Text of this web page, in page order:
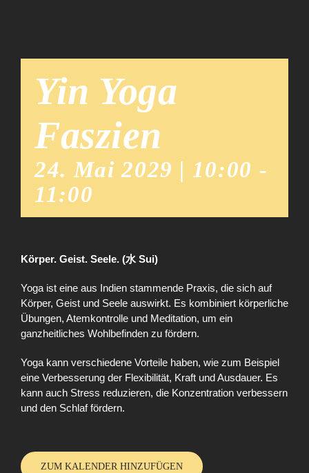
Yin Yoga
Faszien
24. Mai 2029 | 10:00 -
11:00
Körper. Geist. Seele. (水 Sui)
Yoga ist eine aus Indien stammende Praxis, die sich auf
Körper, Geist und Seele auswirkt. Es kombiniert körperliche
Übungen, Atemkontrolle und Meditation, um ein
ganzheitliches Wohlbefinden zu fördern.
Yoga kann verschiedene Vorteile haben, wie zum Beispiel
eine Verbesserung der Flexibilität, Kraft und Ausdauer. Es
kann auch Stress reduzieren, die Konzentration verbessern
und den Schlaf fördern.
ZUM KALENDER HINZUFÜGEN